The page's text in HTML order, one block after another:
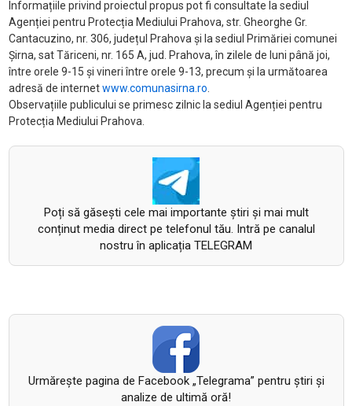
Informațiile privind proiectul propus pot fi consultate la sediul
Agenției pentru Protecția Mediului Prahova, str. Gheorghe Gr.
Cantacuzino, nr. 306, județul Prahova și la sediul Primăriei comunei
Șirna, sat Tăriceni, nr. 165 A, jud. Prahova, în zilele de luni până joi,
între orele 9-15 și vineri între orele 9-13, precum și la următoarea
adresă de internetwww.comunasirna.ro.
Observațiile publicului se primesc zilnic la sediul Agenției pentru
Protecția Mediului Prahova.
Poți să găsești cele mai importante știri și mai mult
conținut media direct pe telefonul tău. Intră pe canalul
nostru în aplicația TELEGRAM
Urmăreşte pagina de Facebook „Telegrama” pentru ştiri şi
analize de ultimă oră!